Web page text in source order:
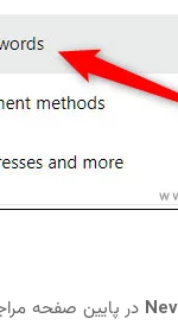
در پایین صفحه